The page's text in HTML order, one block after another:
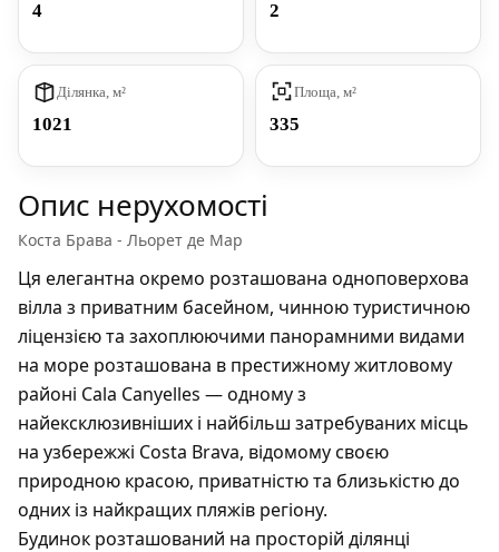
4 2
Ділянка, м²
1021
Площа, м²
335
Опис нерухомості
Коста Брава - Льорет де Мар
Ця елегантна окремо розташована одноповерхова
вілла з приватним басейном, чинною туристичною
ліцензією та захоплюючими панорамними видами
на море розташована в престижному житловому
районі Cala Canyelles — одному з
найексклюзивніших і найбільш затребуваних місць
на узбережжі Costa Brava, відомому своєю
природною красою, приватністю та близькістю до
одних із найкращих пляжів регіону.
Будинок розташований на просторій ділянці